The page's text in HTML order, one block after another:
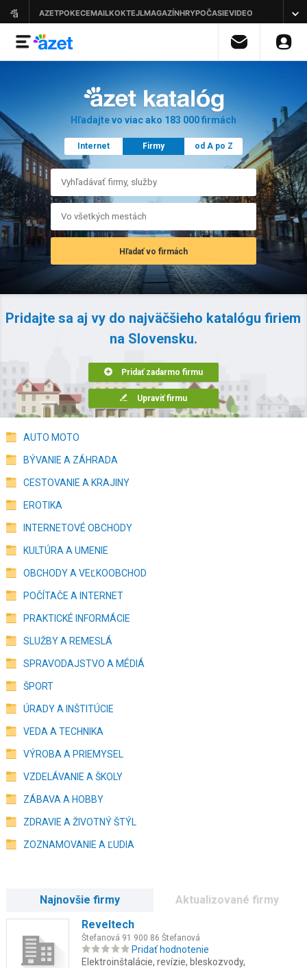
Hľadajte vo viac ako 183 000 firmách
Internet Firmy od A po Z
Pridajte sa aj vy do najväčšieho katalógu firiem
na Slovensku.
Pridať zadarmo firmu
Upraviť firmu
AUTO MOTO
BÝVANIE A ZÁHRADA
CESTOVANIE A KRAJINY
EROTIKA
INTERNETOVÉ OBCHODY
KULTÚRA A UMENIE
OBCHODY A VEĽKOOBCHOD
POČÍTAČE A INTERNET
PRAKTICKÉ INFORMÁCIE
SLUŽBY A REMESLÁ
SPRAVODAJSTVO A MÉDIÁ
ŠPORT
ÚRADY A INŠTITÚCIE
VEDA A TECHNIKA
VÝROBA A PRIEMYSEL
VZDELÁVANIE A ŠKOLY
ZÁBAVA A HOBBY
ZDRAVIE A ŽIVOTNÝ ŠTÝL
ZOZNAMOVANIE A ĽUDIA
Najnovšie firmy
Pridať hodnotenie
Reveltech
Štefanová 91 900 86 Štefanová
Elektroinštalácie, revízie, bleskozvody,
Aktualizované firmy